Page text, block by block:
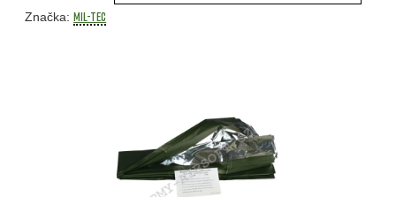
produktu
Značka:MIL-TEC